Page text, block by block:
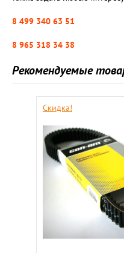
8 499 340 63 51
8 965 318 34 38
Рекомендуемые
Скидка!